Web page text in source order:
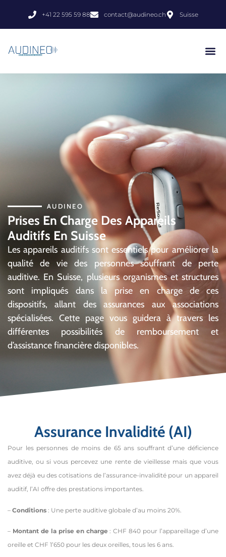
+41 22 595 59 88 contact@audineo.ch Suisse
AUDINEO
Prises En Charge Des Appareils
Auditifs En Suisse
Les appareils auditifs sont essentiels pour améliorer la
qualité de vie des personnes souffrant de perte
auditive. En Suisse, plusieurs organismes et structures
sont impliqués dans la prise en charge de ces
dispositifs, allant des assurances aux associations
spécialisées. Cette page vous guidera à travers les
différentes possibilités de remboursement et
d’assistance financière disponibles.
Assurance Invalidité (AI)
Pour les personnes de moins de 65 ans souffrant d’une déficience
auditive, ou si vous percevez une rente de vieillesse mais que vous
avez déjà eu des cotisations de l’assurance-invalidité pour un appareil
auditif, l’AI offre des prestations importantes.
– Conditions : Une perte auditive globale d’au moins 20%.
– Montant de la prise en charge : CHF 840 pour l’appareillage d’une
oreille et CHF 1’650 pour les deux oreilles, tous les 6 ans.